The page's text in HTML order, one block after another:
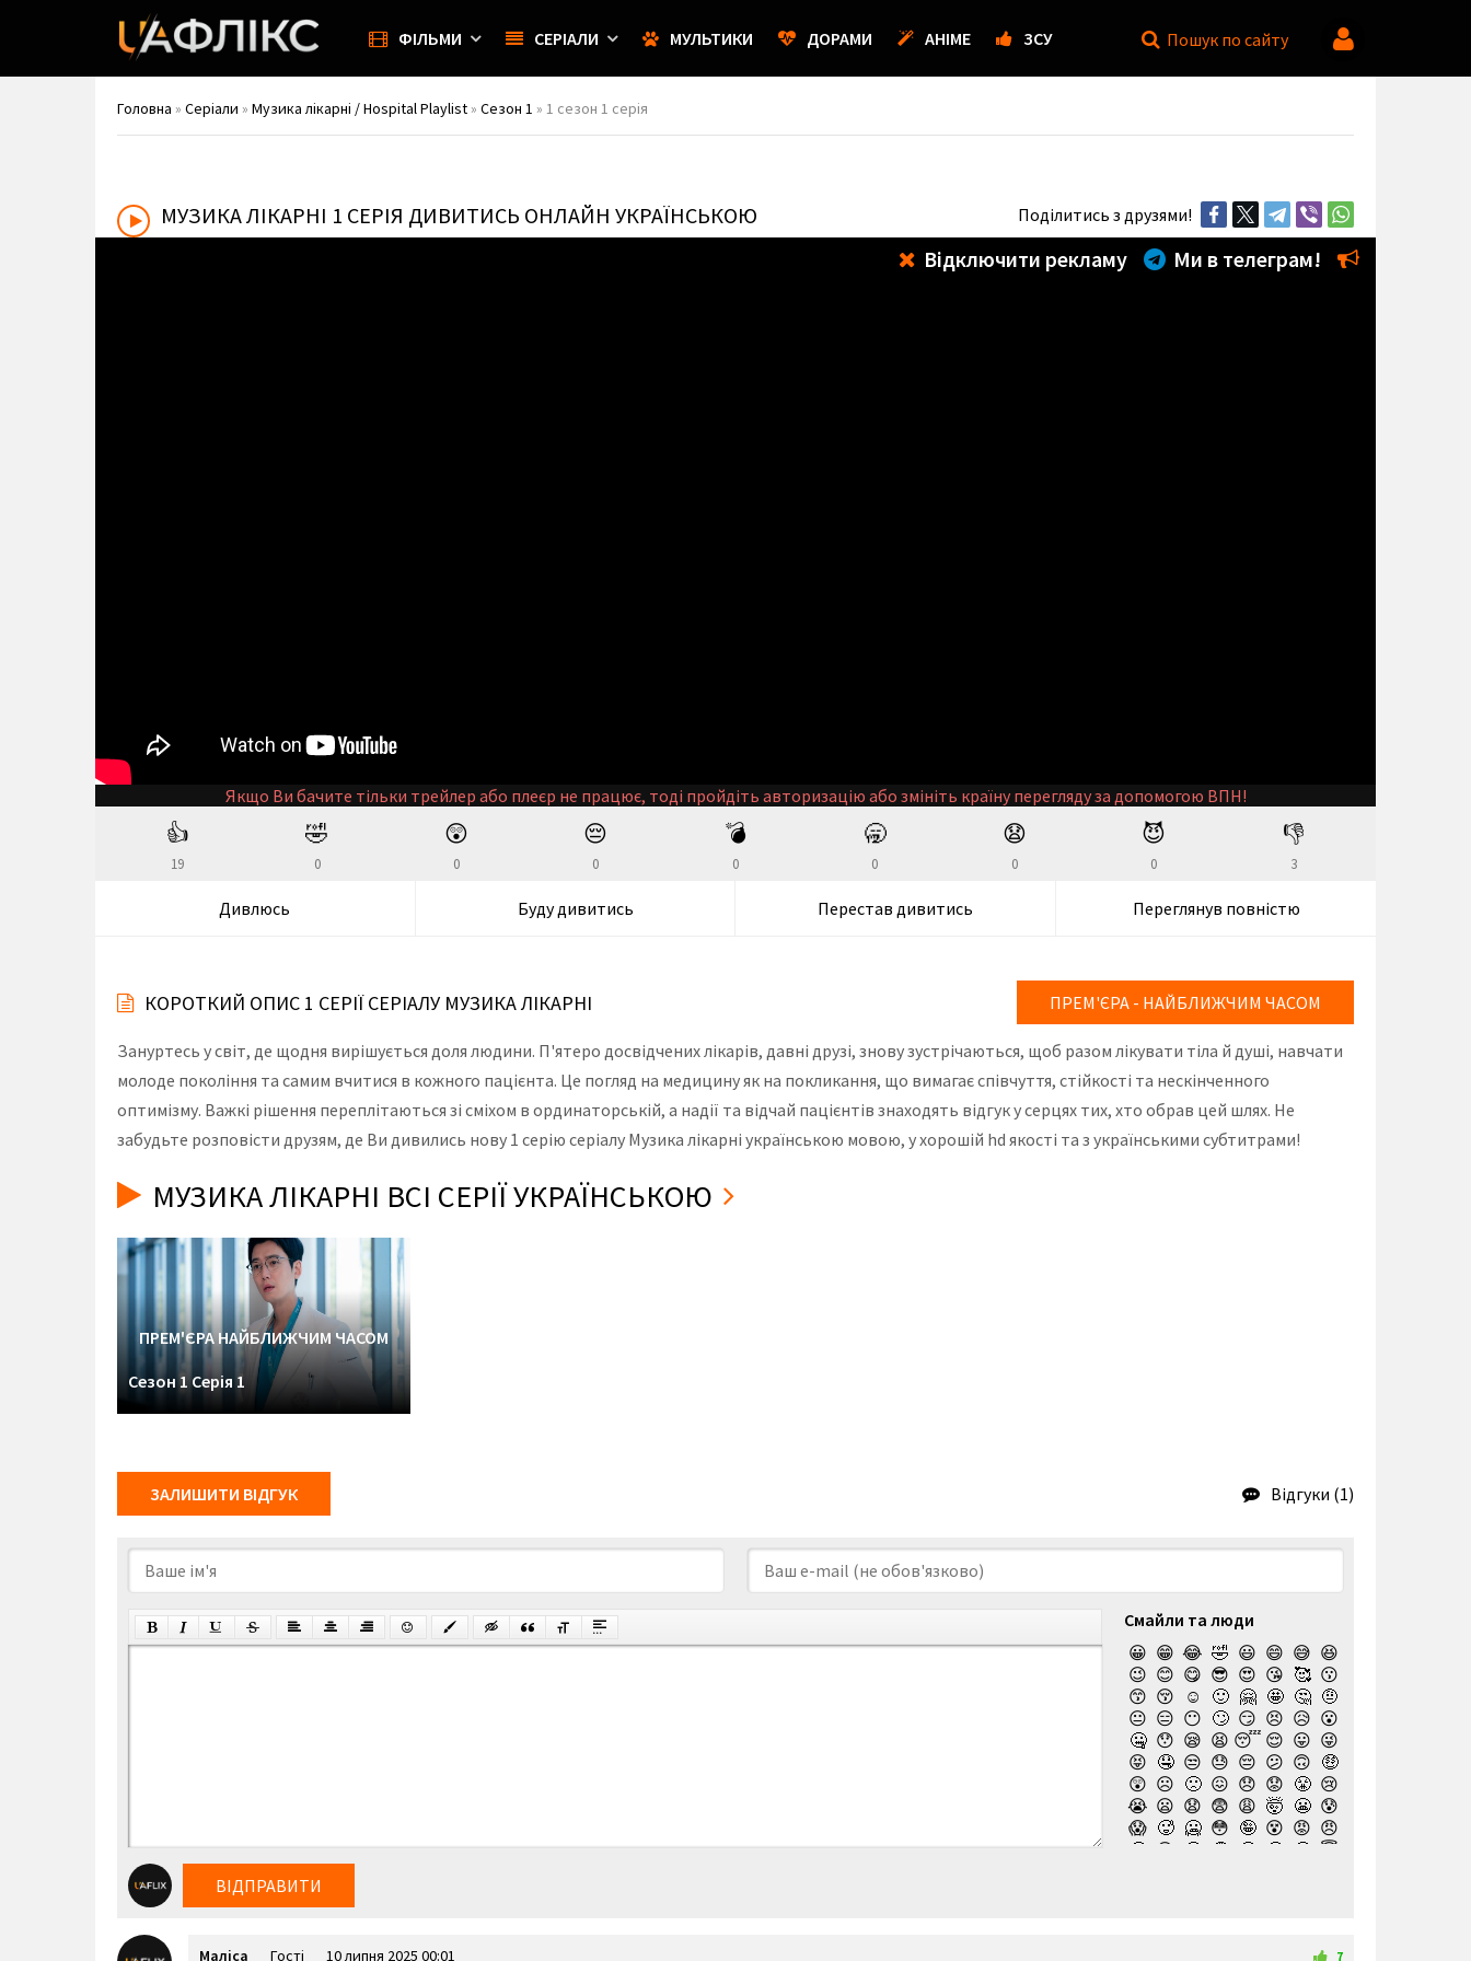
ФІЛЬМИ СЕРІАЛИ МУЛЬТИКИ ДОРАМИ АНІМЕ ЗСУ Пошук по сайту
Головна » Серіали » Музика лікарні / Hospital Playlist » Сезон 1 » 1 сезон 1 серія
Поділитись з друзями!
МУЗИКА ЛІКАРНІ 1 СЕРІЯ ДИВИТИСЬ ОНЛАЙН УКРАЇНСЬКОЮ
Відключити рекламу
Ми в телеграм!
Якщо Ви бачите тільки трейлер або плеєр не працює, тоді пройдіть авторизацію або змініть країну перегляду за допомогою ВПН!
👍
19
🤣
0
😲
0
😔
0
💣
0
🥱
0
😧
0
😈
0
👎
3
Дивлюсь Буду дивитись Перестав дивитись Переглянув повністю
ПРЕМ'ЄРА - НАЙБЛИЖЧИМ ЧАСОМ
КОРОТКИЙ ОПИС 1 СЕРІЇ СЕРІАЛУ МУЗИКА ЛІКАРНІ
Зануртесь у світ, де щодня вирішується доля людини. П'ятеро досвідчених лікарів, давні друзі, знову зустрічаються, щоб разом лікувати тіла й душі, навчати
молоде покоління та самим вчитися в кожного пацієнта. Це погляд на медицину як на покликання, що вимагає співчуття, стійкості та нескінченного
оптимізму. Важкі рішення переплітаються зі сміхом в ординаторській, а надії та відчай пацієнтів знаходять відгук у серцях тих, хто обрав цей шлях. Не
забудьте розповісти друзям, де Ви дивились нову 1 серію серіалу Музика лікарні українською мовою, у хорошій hd якості та з українськими субтитрами!
МУЗИКА ЛІКАРНІ ВСІ СЕРІЇ УКРАЇНСЬКОЮ
ПРЕМ'ЄРА НАЙБЛИЖЧИМ ЧАСОМ
Сезон 1 Серія 1
ЗАЛИШИТИ ВІДГУК Відгуки (1)
Смайли та люди
😀 😁 😂 🤣 😃 😄 😅 😆
😉 😊 😋 😎 😍 😘 🥰 😗
😙 😚 ☺️ 🙂 🤗 🤩 🤔 🤨
😐 😑 😶 🙄 😏 😣 😥 😮
🤐 😯 😪 😫 😴 😌 😛 😜
😝 🤤 😒 😓 😔 😕 🙃 🤑
😲 ☹️ 🙁 😖 😞 😟 😤 😢
😭 😦 😧 😨 😩 🤯 😬 😰
😱 🥵 🥶 😳 🤪 😵 😡 😠
🤬
😷 🤒 🤕 🤢 🤮 🤧 😇
🙉
ВІДПРАВИТИ
Маліса Гості 10 липня 2025 00:01 7